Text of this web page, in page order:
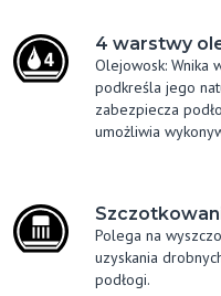
4 warstwy
Olejowosk: Wnika
podkreśla jego
zabezpiecza
umożliwia
Polega na
uzyskania
podłogi.